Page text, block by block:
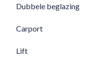
Dubbele beglazing
Carport
Lift